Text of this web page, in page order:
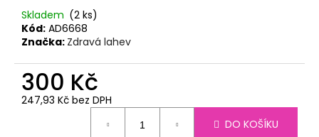
Skladem (2 ks)
Kód: AD6668
Značka: Zdravá lahev
300 Kč
247,93 Kč bez DPH
DO KOŠÍKU
u
e
m
e